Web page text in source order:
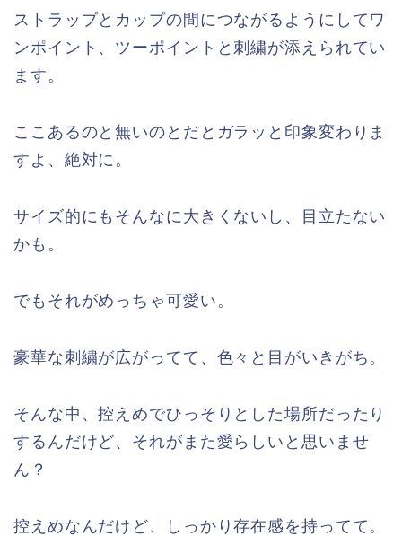
ストラップとカップの間につながるようにしてワ
ンポイント、ツーポイントと刺繍が添えられてい
ます。
ここあるのと無いのとだとガラッと印象変わりま
すよ、絶対に。
サイズ的にもそんなに大きくないし、目立たない
かも。
でもそれがめっちゃ可愛い。
豪華な刺繍が広がってて、色々と目がいきがち。
そんな中、控えめでひっそりとした場所だったり
するんだけど、それがまた愛らしいと思いませ
ん？
控えめなんだけど、しっかり存在感を持ってて。